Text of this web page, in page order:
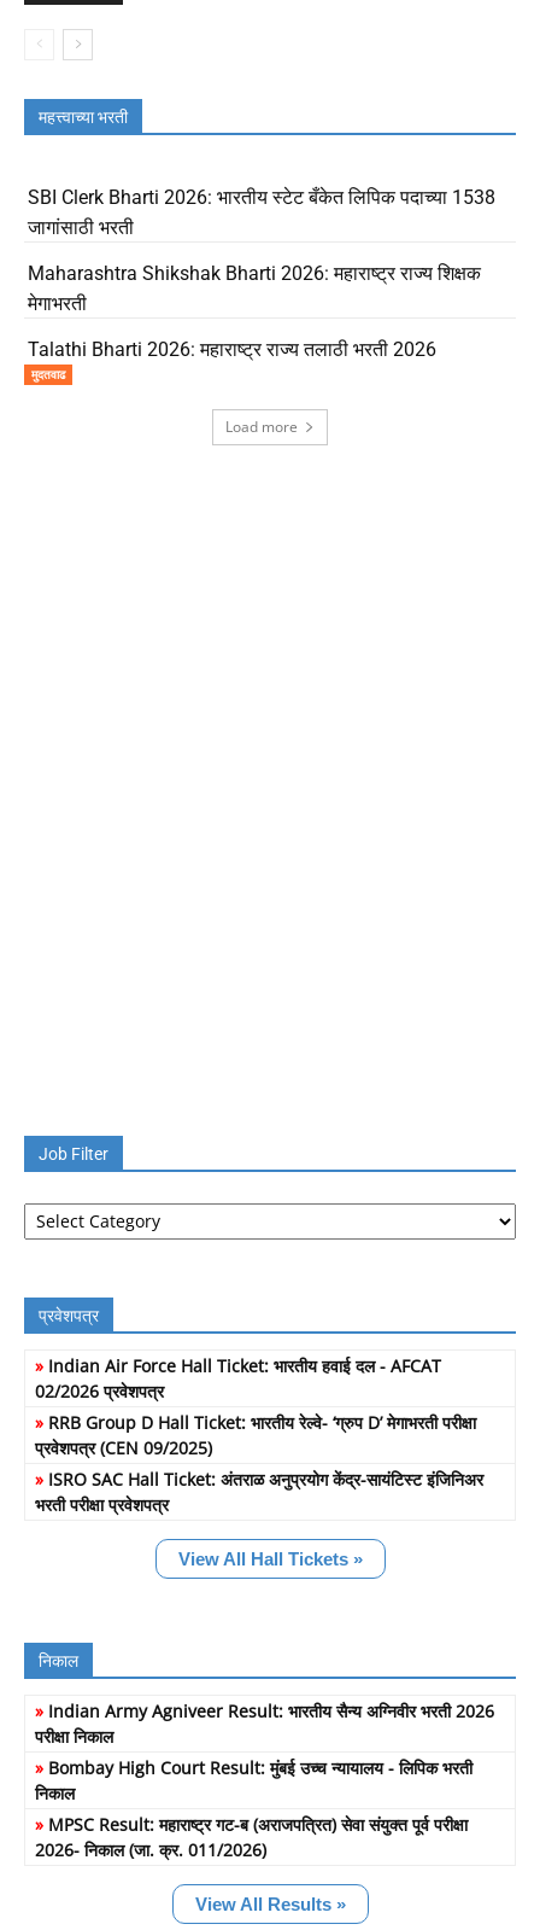
महत्त्वाच्या भरती
SBI Clerk Bharti 2026: भारतीय स्टेट बँकेत लिपिक पदाच्या 1538
जागांसाठी भरती
Maharashtra Shikshak Bharti 2026: महाराष्ट्र राज्य शिक्षक
मेगाभरती
Talathi Bharti 2026: महाराष्ट्र राज्य तलाठी भरती 2026
मुदतवाढ
Load more
Job Filter
Job
Filter
प्रवेशपत्र
» Indian Air Force Hall Ticket: भारतीय हवाई दल - AFCAT
02/2026 प्रवेशपत्र
» RRB Group D Hall Ticket: भारतीय रेल्वे- ‘ग्रुप D’ मेगाभरती परीक्षा
प्रवेशपत्र (CEN 09/2025)
» ISRO SAC Hall Ticket: अंतराळ अनुप्रयोग केंद्र-सायंटिस्ट इंजिनिअर
भरती परीक्षा प्रवेशपत्र
View All Hall Tickets »
निकाल
» Indian Army Agniveer Result: भारतीय सैन्य अग्निवीर भरती 2026
परीक्षा निकाल
» Bombay High Court Result: मुंबई उच्च न्यायालय - लिपिक भरती
निकाल
» MPSC Result: महाराष्ट्र गट-ब (अराजपत्रित) सेवा संयुक्त पूर्व परीक्षा
2026- निकाल (जा. क्र. 011/2026)
View All Results »